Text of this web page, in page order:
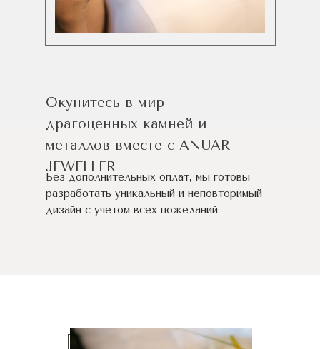
Окунитесь в мир
драгоценных камней и
металлов вместе с ANUAR
JEWELLER
Без дополнительных оплат, мы готовы
разработать уникальный и неповторимый
дизайн c учетом всех пожеланий